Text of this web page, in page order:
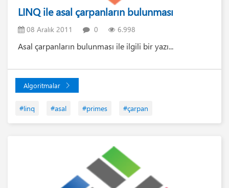
LINQ ile asal çarpanların bulunması
08 Aralık 2011 0 6.998
Asal çarpanların bulunması ile ilgili bir yazı...
Algoritmalar
#linq #asal #primes #çarpan